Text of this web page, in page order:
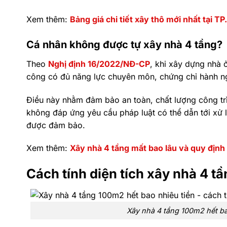
Xem thêm: Bảng giá chi tiết xây thô mới nhất tại
Cá nhân không được tự xây nhà 4 tầng?
Theo Nghị định 16/2022/NĐ-CP, khi xây dựng nhà
công có đủ năng lực chuyên môn, chứng chỉ hành
Điều này nhằm đảm bảo an toàn, chất lượng công
không đáp ứng yêu cầu pháp luật có thể dẫn tới
được đảm bảo.
Xem thêm: Xây nhà 4 tầng mất bao lâu và quy
Cách tính diện tích xây nhà 4
Xây nhà 4 tầng 100m2 hết